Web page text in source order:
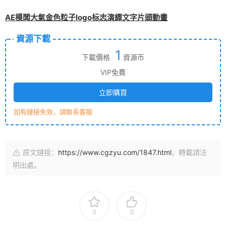
AE模闆大氣金色粒子logo标志演繹文字片頭動畫
資源下載
下載價格 1 資源币
VIP免費
立即購買
如有鏈接失效，請聯系客服
原文鏈接： https://www.cgzyu.com/1847.html，轉載請注
明出處。
0 0